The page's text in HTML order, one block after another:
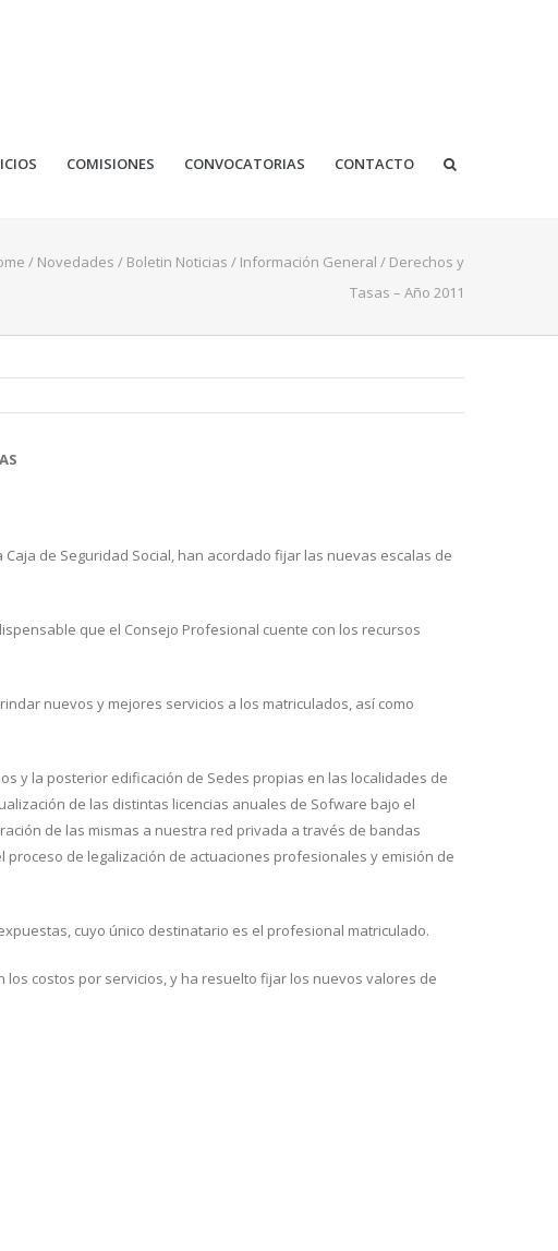
COMISIONES CONVOCATORIAS CONTACTO
/ Novedades / Boletin Noticias / Información General / Derechos y
Tasas – Año 2011
de Seguridad Social, han acordado fijar las nuevas escalas de
que el Consejo Profesional cuente con los recursos
nuevos y mejores servicios a los matriculados, así como
y la posterior edificación de Sedes propias en las localidades de
de las distintas licencias anuales de Sofware bajo el
de las mismas a nuestra red privada a través de bandas
de legalización de actuaciones profesionales y emisión de
cuyo único destinatario es el profesional matriculado.
costos por servicios, y ha resuelto fijar los nuevos valores de